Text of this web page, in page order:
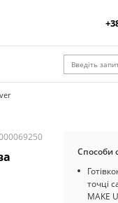
Способи
точці
MAKE